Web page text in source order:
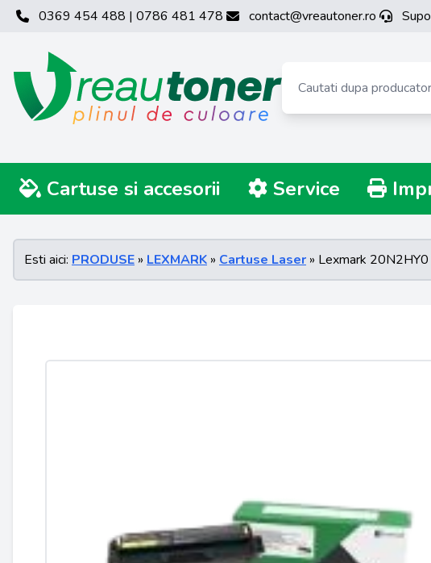
0369 454 488 | 0786 481 478 contact@vreautoner.ro
Cartuse si accesorii Service
Esti aici: PRODUSE » LEXMARK » Cartuse Laser » Lexmark